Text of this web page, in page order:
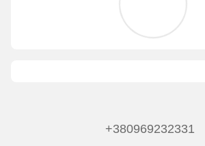
+380969232331